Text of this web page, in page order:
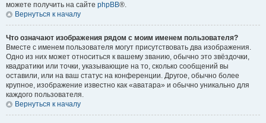
можете получить на сайте phpBB®.
Вернуться к началу
Что означают изображения рядом с моим именем пользователя?
Вместе с именем пользователя могут присутствовать два изображения.
Одно из них может относиться к вашему званию, обычно это звёздочки,
квадратики или точки, указывающие на то, сколько сообщений вы
оставили, или на ваш статус на конференции. Другое, обычно более
крупное, изображение известно как «аватара» и обычно уникально для
каждого пользователя.
Вернуться к началу